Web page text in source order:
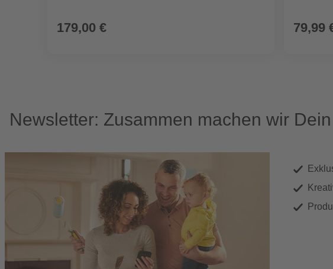
179,00 € 79,99
Newsletter: Zusammen machen wir